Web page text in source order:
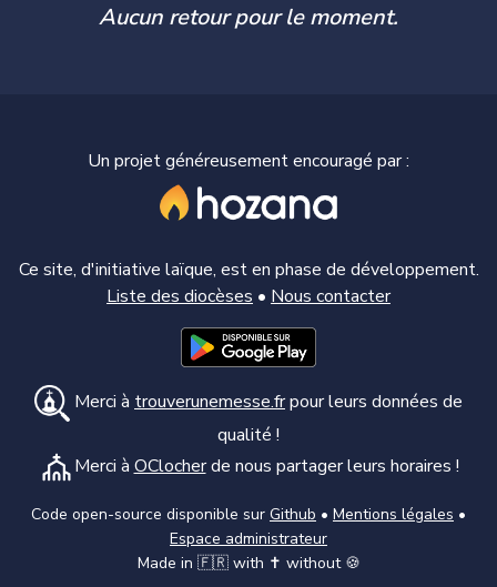
Aucun retour pour le moment.
Un projet généreusement encouragé par :
Ce site, d'initiative laïque, est en phase de développement.
Liste des diocèses • Nous contacter
Merci à trouverunemesse.frpour leurs données de
qualité !
Merci àOClocherde nous partager leurs horaires !
Code open-source disponible sur Github • Mentions légales •
Espace administrateur
Made in 🇫🇷 with ✝️ without 🍪